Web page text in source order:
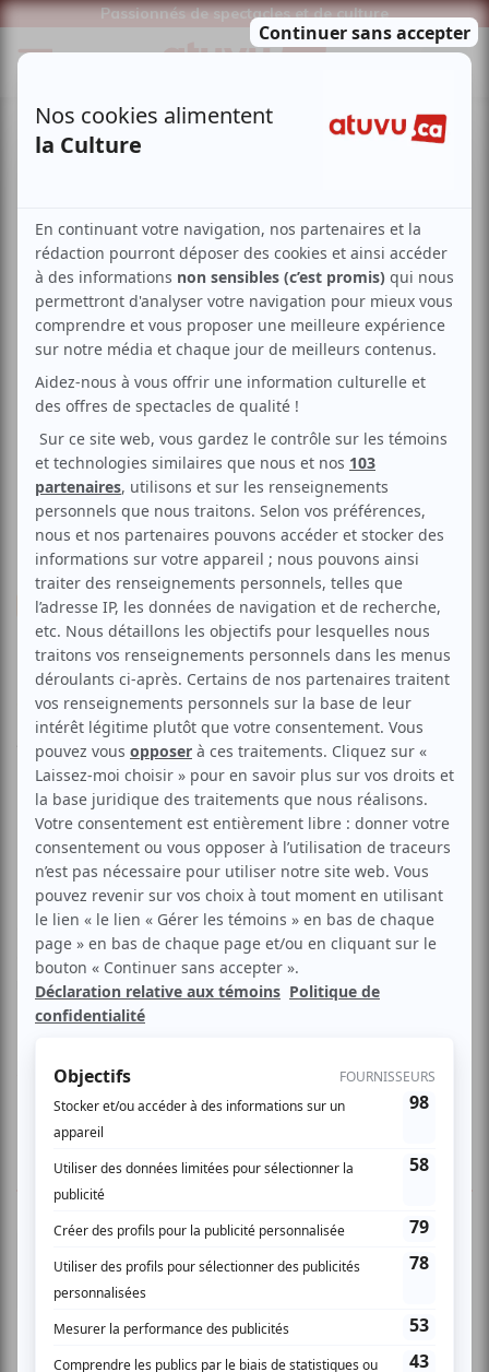
Passionnés de spectacles et de culture
Musique Française Chanson franco Chanson
Stéphane Côté
Voir les avis -->
Aucune offre promotionnelle
disponible
Soyez les premiers avisés dès qu'il y aura une offre promo
pour Stéphane Côté:INSCRIVEZ-VOUS
Toute ressemblance avec Brel ou Brassens est à éviter.
Quoique… Non, Côté est unique. Salué par la critique et
couronné plusieurs fois, l’artiste vient présenter Des
nouvelles, son récent album à saveur folk-moderne.
www.centredartderichmond.ca/spectacles.html#18
1 COMMENTAIRE DE MEMBRE
Stéphane Côté Le spectacle de Stéphane Côté a
été fantastique. Le poète était tout là en entier
il était déjà très bon avant....imaginez
maintenant !!! Il a très bien communiqué avec